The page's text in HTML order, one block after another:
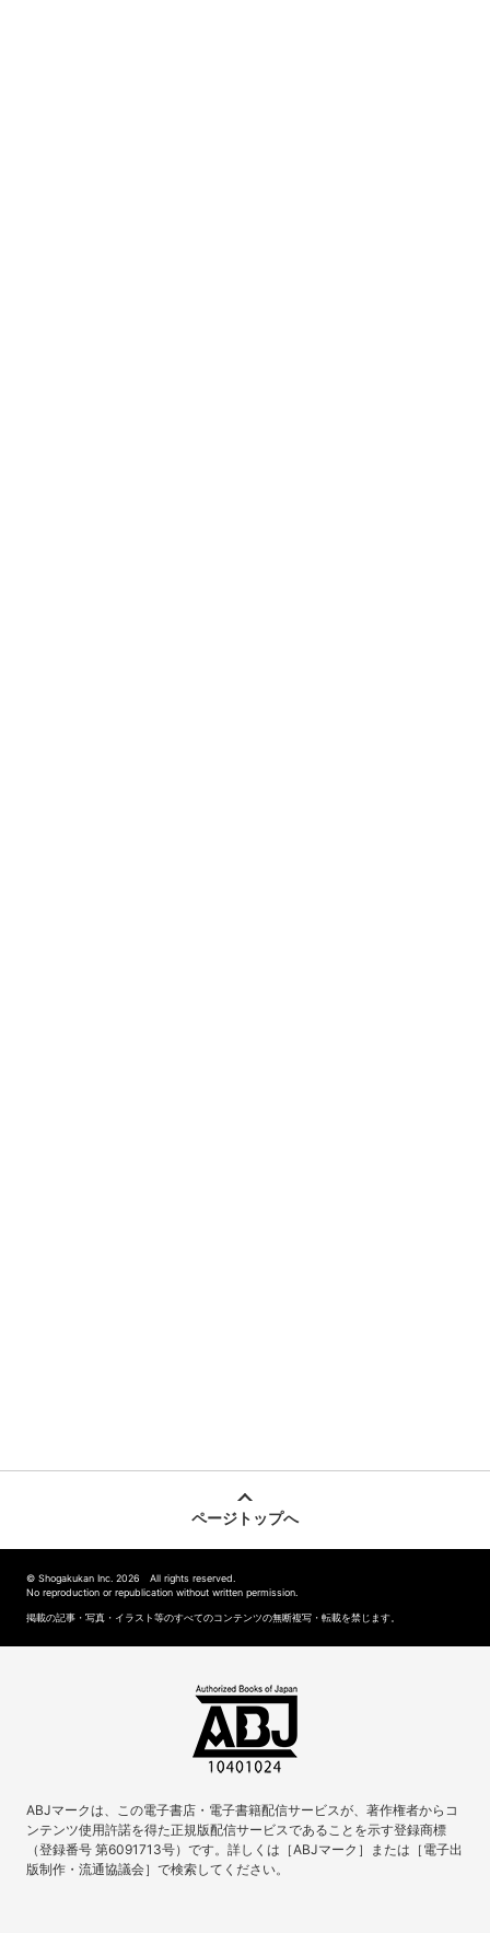
ページトップへ
© Shogakukan Inc. 2026 All rights reserved.
No reproduction or republication without written permission.
掲載の記事・写真・イラスト等のすべてのコンテンツの無断複写・転載を禁じます。
ABJマークは、この電子書店・電子書籍配信サービスが、著作権者からコ
ンテンツ使用許諾を得た正規版配信サービスであることを示す登録商標
（登録番号 第6091713号）です。詳しくは［ABJマーク］または［電子出
版制作・流通協議会］で検索してください。